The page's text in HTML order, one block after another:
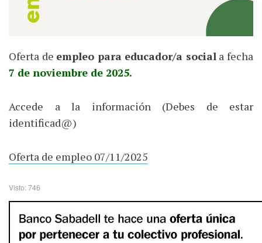
Oferta de empleo para educador/a social a fecha
7 de noviembre de 2025.
Accede a la información (Debes de estar
identificad@)
Oferta de empleo 07/11/2025
Visto: 746